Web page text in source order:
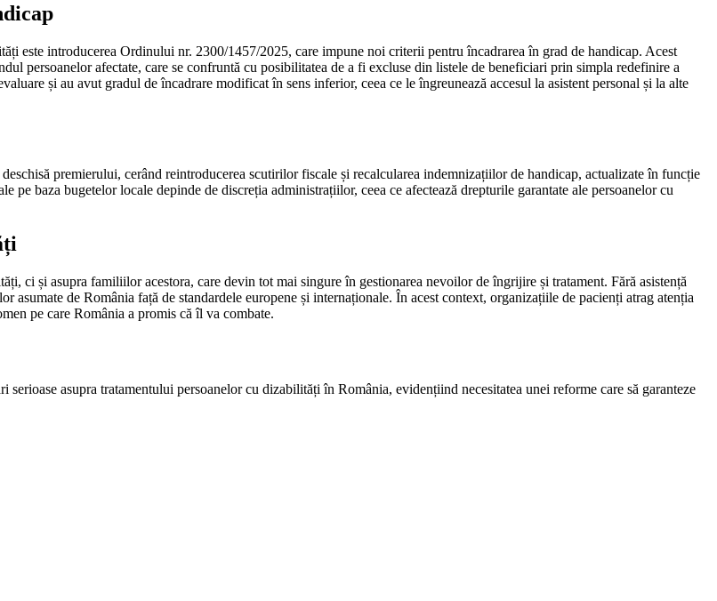
este introducerea Ordinului nr. 2300/1457/2025, care impune noi criterii pentru încadrarea în grad de handicap. Acest
persoanelor afectate, care se confruntă cu posibilitatea de a fi excluse din listele de beneficiari prin simpla redefinire a
și au avut gradul de încadrare modificat în sens inferior, ceea ce le îngreunează accesul la asistent personal și la alte
premierului, cerând reintroducerea scutirilor fiscale și recalcularea indemnizațiilor de handicap, actualizate în funcție
baza bugetelor locale depinde de discreția administrațiilor, ceea ce afectează drepturile garantate ale persoanelor cu
ci și asupra familiilor acestora, care devin tot mai singure în gestionarea nevoilor de îngrijire și tratament. Fără asistență
asumate de România față de standardele europene și internaționale. În acest context, organizațiile de pacienți atrag atenția
pe care România a promis că îl va combate.
asupra tratamentului persoanelor cu dizabilități în România, evidențiind necesitatea unei reforme care să garanteze